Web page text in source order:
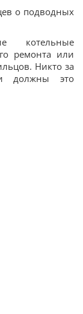
о подводных
котельные
ремонта или
Никто за
должны это